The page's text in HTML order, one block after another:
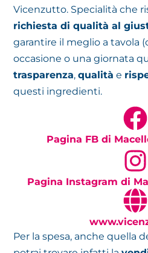
Vicenzutto. Specialità che
richiesta di qualità al
garantire il meglio a tavola
occasione o una giornata
trasparenza,qualità e
questi ingredienti.
Pagina FB di
Pagina Instagram di
Per la spesa, anche quella